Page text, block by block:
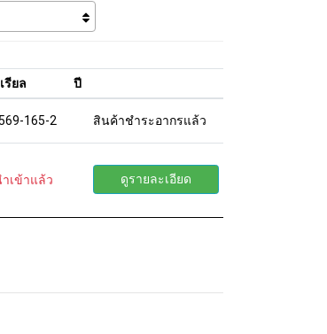
รียล ปี
165-2 สินค้าชำระอากรแล้ว
ำเข้าแล้ว ดูรายละเอียด